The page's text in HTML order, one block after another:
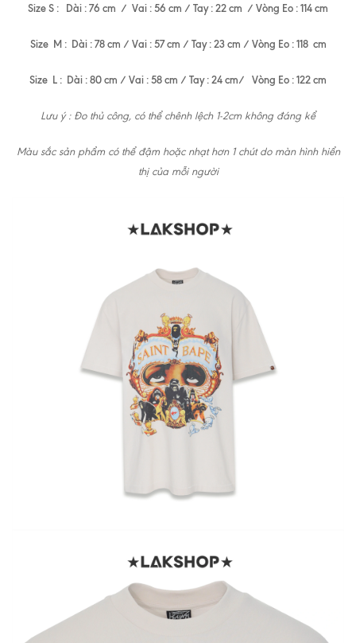
Size S : Dài : 76 cm / Vai : 56 cm / Tay : 22 cm / Vòng Eo : 114 cm
Size M : Dài : 78 cm / Vai : 57 cm / Tay : 23 cm / Vòng Eo : 118 cm
Size L : Dài : 80 cm / Vai : 58 cm / Tay : 24 cm/ Vòng Eo : 122 cm
Lưu ý : Đo thủ công, có thể chênh lệch 1-2cm không đáng kể
Màu sắc sản phẩm có thể đậm hoặc nhạt hơn 1 chút do màn hình hiển
thị của mỗi người